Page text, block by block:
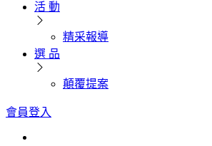
活 動
精采報導
選 品
顛覆提案
會員登入